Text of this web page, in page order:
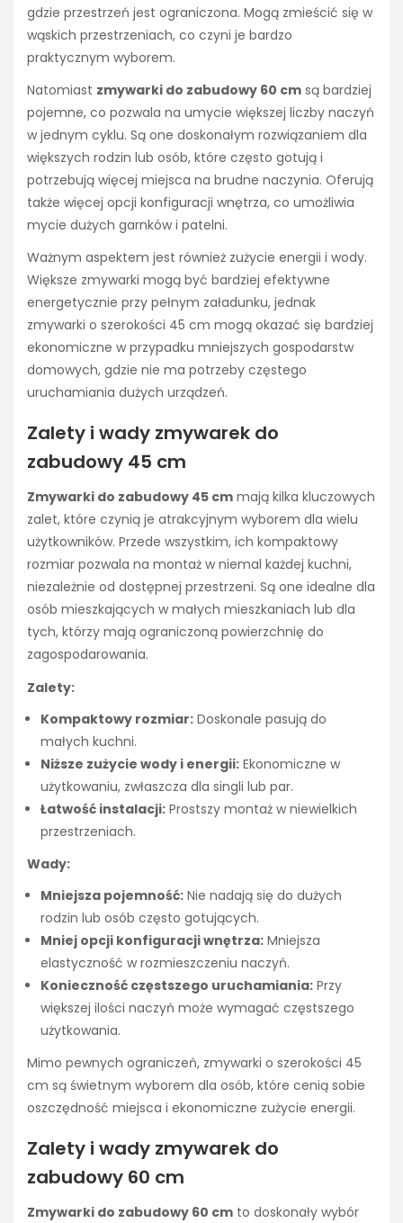
gdzie przestrzeń jest ograniczona. Mogą zmieścić się w
wąskich przestrzeniach, co czyni je bardzo
praktycznym wyborem.
Natomiast zmywarki do zabudowy 60 cm są bardziej
pojemne, co pozwala na umycie większej liczby naczyń
w jednym cyklu. Są one doskonałym rozwiązaniem dla
większych rodzin lub osób, które często gotują i
potrzebują więcej miejsca na brudne naczynia. Oferują
także więcej opcji konfiguracji wnętrza, co umożliwia
mycie dużych garnków i patelni.
Ważnym aspektem jest również zużycie energii i wody.
Większe zmywarki mogą być bardziej efektywne
energetycznie przy pełnym załadunku, jednak
zmywarki o szerokości 45 cm mogą okazać się bardziej
ekonomiczne w przypadku mniejszych gospodarstw
domowych, gdzie nie ma potrzeby częstego
uruchamiania dużych urządzeń.
Zalety i wady zmywarek do
zabudowy 45 cm
Zmywarki do zabudowy 45 cm mają kilka kluczowych
zalet, które czynią je atrakcyjnym wyborem dla wielu
użytkowników. Przede wszystkim, ich kompaktowy
rozmiar pozwala na montaż w niemal każdej kuchni,
niezależnie od dostępnej przestrzeni. Są one idealne dla
osób mieszkających w małych mieszkaniach lub dla
tych, którzy mają ograniczoną powierzchnię do
zagospodarowania.
Zalety:
Kompaktowy rozmiar: Doskonale pasują do
małych kuchni.
Niższe zużycie wody i energii: Ekonomiczne w
użytkowaniu, zwłaszcza dla singli lub par.
Łatwość instalacji: Prostszy montaż w niewielkich
przestrzeniach.
Wady:
Mniejsza pojemność: Nie nadają się do dużych
rodzin lub osób często gotujących.
Mniej opcji konfiguracji wnętrza: Mniejsza
elastyczność w rozmieszczeniu naczyń.
Konieczność częstszego uruchamiania: Przy
większej ilości naczyń może wymagać częstszego
użytkowania.
Mimo pewnych ograniczeń, zmywarki o szerokości 45
cm są świetnym wyborem dla osób, które cenią sobie
oszczędność miejsca i ekonomiczne zużycie energii.
Zalety i wady zmywarek do
zabudowy 60 cm
Zmywarki do zabudowy 60 cm to doskonały wybór